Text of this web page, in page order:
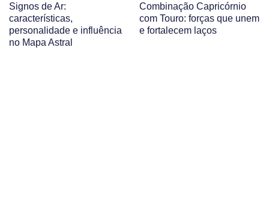
Signos de Ar:
características,
personalidade e influência
no Mapa Astral
Combinação Capricórnio
com Touro: forças que unem
e fortalecem laços